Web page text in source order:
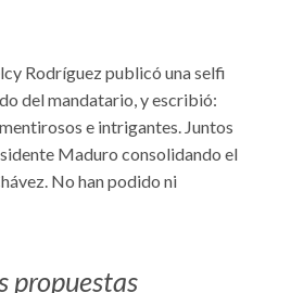
Rodríguez publicó una selfi
del mandatario, y escribió:
e intrigantes. Juntos
Maduro consolidando el
No han podido ni
propuestas